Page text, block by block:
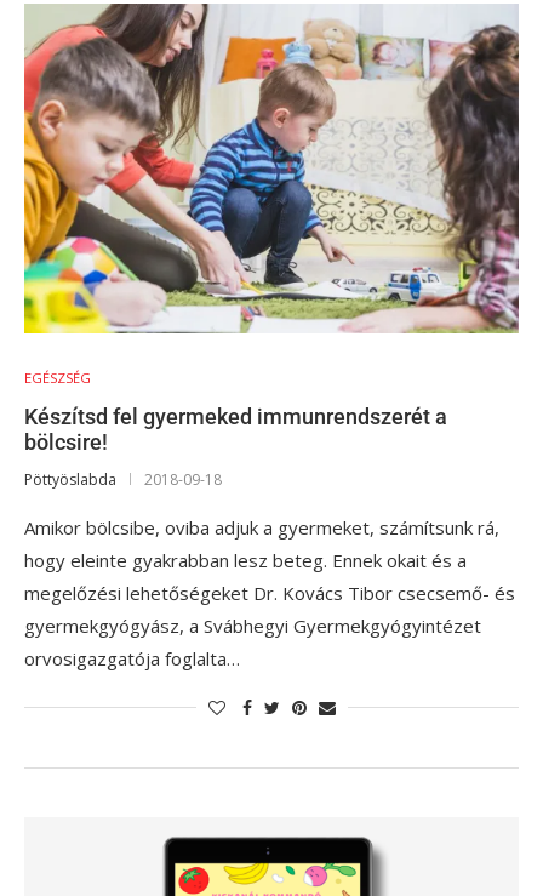
EGÉSZSÉG
Készítsd fel gyermeked immunrendszerét a
bölcsire!
Pöttyöslabda 2018-09-18
Amikor bölcsibe, oviba adjuk a gyermeket, számítsunk rá,
hogy eleinte gyakrabban lesz beteg. Ennek okait és a
megelőzési lehetőségeket Dr. Kovács Tibor csecsemő- és
gyermekgyógyász, a Svábhegyi Gyermekgyógyintézet
orvosigazgatója foglalta…